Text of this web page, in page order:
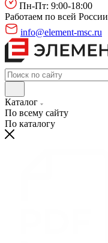
Пн-Пт: 9:00-18:00
Работаем по всей России
info@element-msc.ru
Каталог
По всему сайту
По каталогу